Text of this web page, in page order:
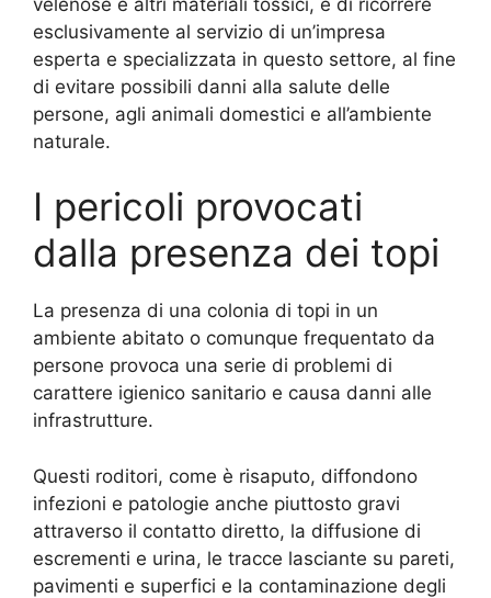
esclusivamente al servizio di un’impresa
esperta e specializzata in questo settore, al fine
di evitare possibili danni alla salute delle
persone, agli animali domestici e all’ambiente
naturale.
I pericoli provocati
dalla presenza dei topi
La presenza di una colonia di topi in un
ambiente abitato o comunque frequentato da
persone provoca una serie di problemi di
carattere igienico sanitario e causa danni alle
infrastrutture.
Questi roditori, come è risaputo, diffondono
infezioni e patologie anche piuttosto gravi
attraverso il contatto diretto, la diffusione di
escrementi e urina, le tracce lasciante su pareti,
pavimenti e superfici e la contaminazione degli